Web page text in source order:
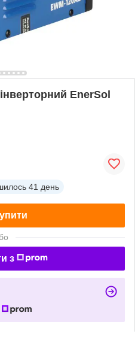
EnerSol
41 день
з